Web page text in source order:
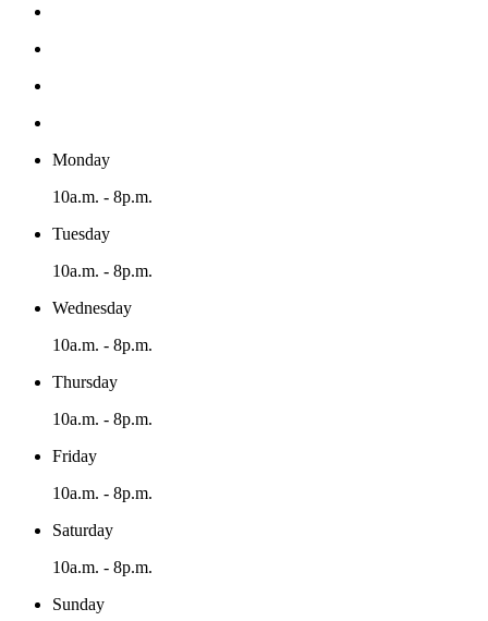
Monday
10a.m. - 8p.m.
Tuesday
10a.m. - 8p.m.
Wednesday
10a.m. - 8p.m.
Thursday
10a.m. - 8p.m.
Friday
10a.m. - 8p.m.
Saturday
10a.m. - 8p.m.
Sunday